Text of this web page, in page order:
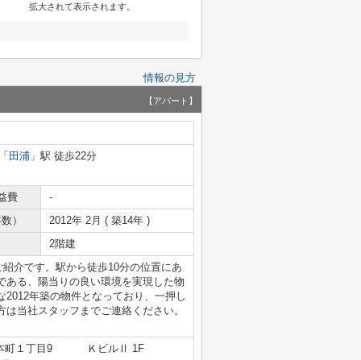
拡大されて表示されます。
情報の見方
【アパート】
田浦 」駅 徒歩22分
費
-
）
2012年 2月 ( 築14年 )
2階建
介です。駅から徒歩10分の位置にあ
る、陽当りの良い環境を実現した物
年築の物件となっており、一押し
当社スタッフまでご連絡ください。
本町１丁目9 ＫビルⅡ 1F